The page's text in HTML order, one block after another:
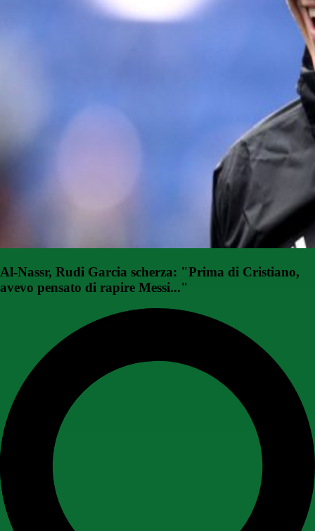
Al-Nassr, Rudi Garcia scherza: "Prima di Cristiano,
avevo pensato di rapire Messi..."